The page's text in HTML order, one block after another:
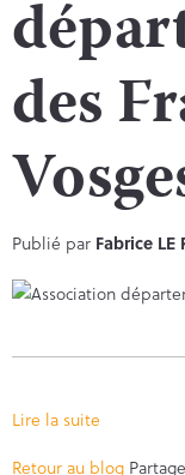
des
Publié par Fabrice LE
Lire la suite
Retour au blog